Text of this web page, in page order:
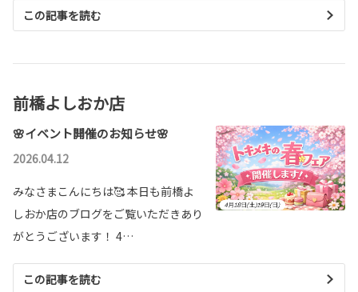
この記事を読む
前橋よしおか店
🌸イベント開催のお知らせ🌸
2026.04.12
みなさまこんにちは🥰 本日も前橋よ
しおか店のブログをご覧いただきあり
がとうございます！ 4…
この記事を読む